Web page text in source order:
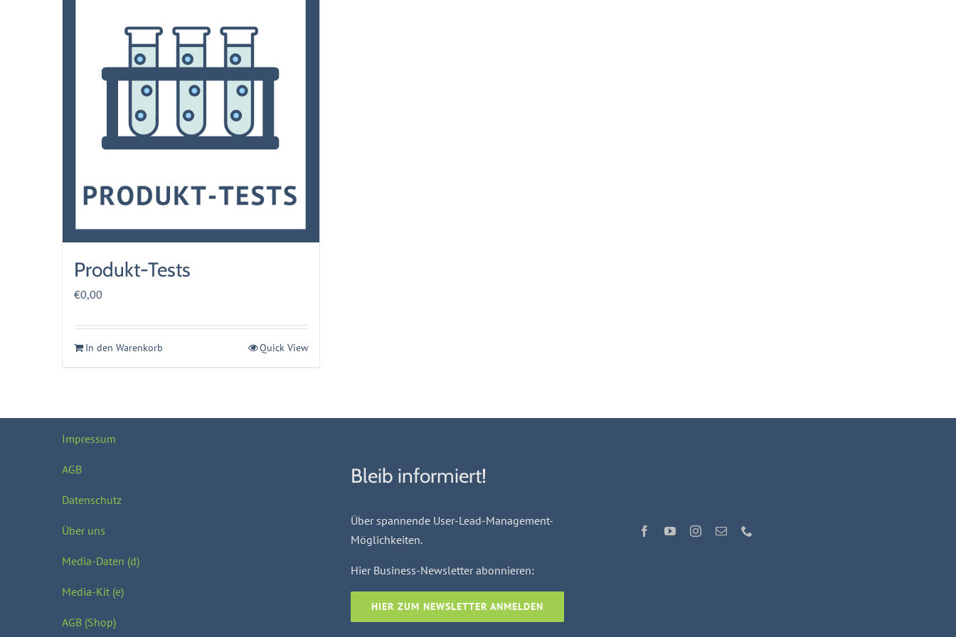
Produkt-Tests
€0,00
In den Warenkorb Quick View
Impressum
AGB
Datenschutz
Über uns
Media-Daten (d)
Media-Kit (e)
AGB (Shop)
Bleib informiert!
Über spannende User-Lead-Management-
Möglichkeiten.
Hier Business-Newsletter abonnieren:
HIER ZUM NEWSLETTER ANMELDEN